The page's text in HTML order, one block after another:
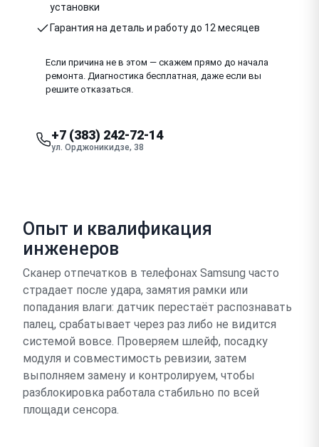
установки
Гарантия на деталь и работу до 12 месяцев
Если причина не в этом — скажем прямо до начала
ремонта. Диагностика бесплатная, даже если вы
решите отказаться.
+7 (383) 242-72-14
ул. Орджоникидзе, 38
Опыт и квалификация
инженеров
Сканер отпечатков в телефонах Samsung часто
страдает после удара, замятия рамки или
попадания влаги: датчик перестаёт распознавать
палец, срабатывает через раз либо не видится
системой вовсе. Проверяем шлейф, посадку
модуля и совместимость ревизии, затем
выполняем замену и контролируем, чтобы
разблокировка работала стабильно по всей
площади сенсора.